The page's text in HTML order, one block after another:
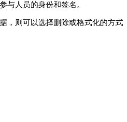
与人员的身份和签名。
，则可以选择删除或格式化的方式